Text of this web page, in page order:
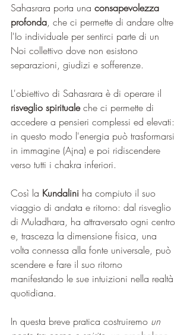
Sahasrara porta una consapevolezza
profonda, che ci permette di andare oltre
l'Io individuale per sentirci parte di un
Noi collettivo dove non esistono
separazioni, giudizi e sofferenze.
L'obiettivo di Sahasrara è di operare il
risveglio spirituale che ci permette di
accedere a pensieri complessi ed elevati:
in questo modo l'energia può trasformarsi
in immagine (Ajna) e poi ridiscendere
verso tutti i chakra inferiori.
Così la Kundalini ha compiuto il suo
viaggio di andata e ritorno: dal risveglio
di Muladhara, ha attraversato ogni centro
e, trasceza la dimensione fisica, una
volta connessa alla fonte universale, può
scendere e fare il suo ritorno
manifestando le sue intuizioni nella realtà
quotidiana.
In questa breve pratica costruiremo un